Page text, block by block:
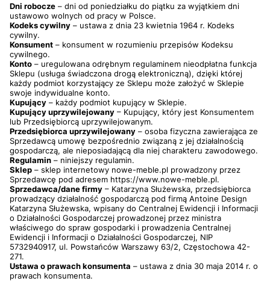
Dni robocze – dni od poniedziałku do piątku za wyjątkiem dni
ustawowo wolnych od pracy w Polsce.
Kodeks cywilny – ustawa z dnia 23 kwietnia 1964 r. Kodeks
cywilny.
Konsument – konsument w rozumieniu przepisów Kodeksu
cywilnego.
Konto – uregulowana odrębnym regulaminem nieodpłatna funkcja
Sklepu (usługa świadczona drogą elektroniczną), dzięki której
każdy podmiot korzystający ze Sklepu może założyć w Sklepie
swoje indywidualne konto.
Kupujący – każdy podmiot kupujący w Sklepie.
Kupujący uprzywilejowany – Kupujący, który jest Konsumentem
lub Przedsiębiorcą uprzywilejowanym.
Przedsiębiorca uprzywilejowany – osoba fizyczna zawierająca ze
Sprzedawcą umowę bezpośrednio związaną z jej działalnością
gospodarczą, ale nieposiadającą dla niej charakteru zawodowego.
Regulamin – niniejszy regulamin.
Sklep – sklep internetowy nowe-meble.pl prowadzony przez
Sprzedawcę pod adresem https://www.nowe-meble.pl.
Sprzedawca/dane firmy – Katarzyna Służewska, przedsiębiorca
prowadzący działalność gospodarczą pod firmą Antoine Design
Katarzyna Służewska, wpisany do Centralnej Ewidencji i Informacji
o Działalności Gospodarczej prowadzonej przez ministra
właściwego do spraw gospodarki i prowadzenia Centralnej
Ewidencji i Informacji o Działalności Gospodarczej, NIP
5732940917, ul. Powstańców Warszawy 63/2, Częstochowa 42-
271.
Ustawa o prawach konsumenta – ustawa z dnia 30 maja 2014 r. o
prawach konsumenta.